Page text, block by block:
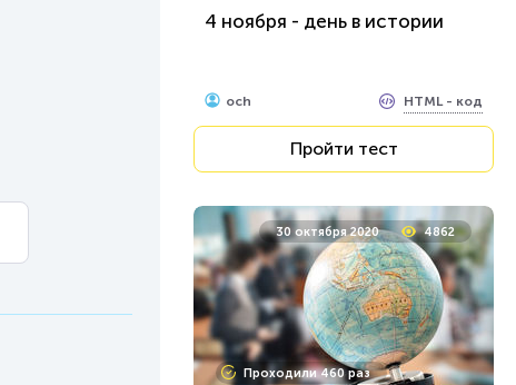
4 ноября - день в истории
och HTML - код
Пройти тест
30 октября 2020 4862
Проходили 460 раз